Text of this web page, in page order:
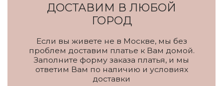
ДОСТАВИМ В ЛЮБОЙ
ГОРОД
Если вы живете не в Москве, мы без
проблем доставим платье к Вам домой.
Заполните форму заказа платья, и мы
ответим Вам по наличию и условиях
доставки